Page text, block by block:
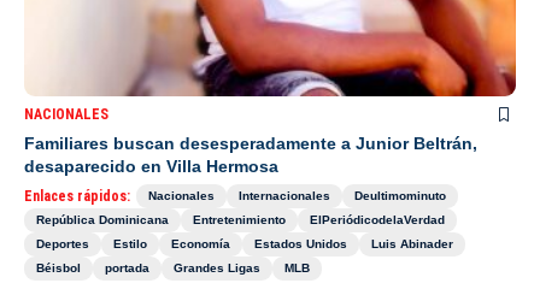
NACIONALES
Familiares buscan desesperadamente a Junior Beltrán,
desaparecido en Villa Hermosa
Enlaces rápidos: Nacionales Internacionales
Deultimominuto
República Dominicana
Entretenimiento
ElPeriódicodelaVerdad
Deportes
Estilo Economía Estados Unidos
Luis Abinader
Béisbol
portada Grandes Ligas MLB